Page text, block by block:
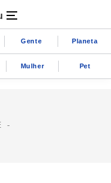
Gente Planeta
Mulher Pet